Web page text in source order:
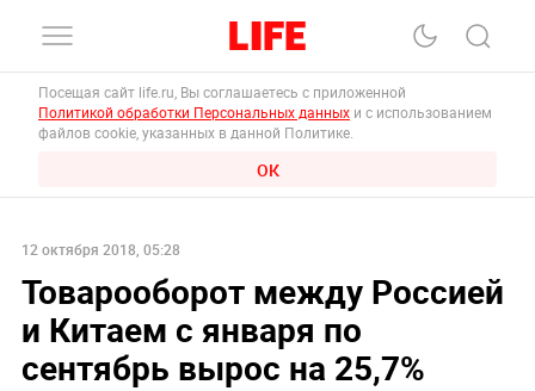
Посещая сайт life.ru, Вы соглашаетесь с приложенной
Политикой обработки Персональных данных и с использованием
файлов cookie, указанных в данной Политике.
ОК
12 октября 2018, 05:28
Товарооборот между Россией
и Китаем с января по
сентябрь вырос на 25,7%